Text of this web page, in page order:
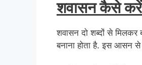
शवासन कैसे
शवासन दो शब्दों से
बनाना होता है. इस आसन